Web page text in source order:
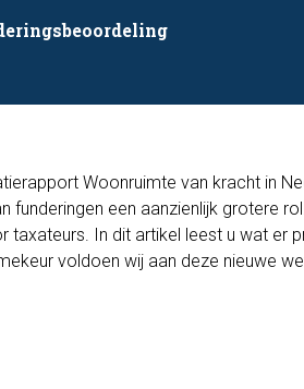
Woonruimte van kracht in
funderingen een aanzienlijk grotere
taxateurs. In dit artikel leest u wat er
voldoen wij aan deze nieuwe